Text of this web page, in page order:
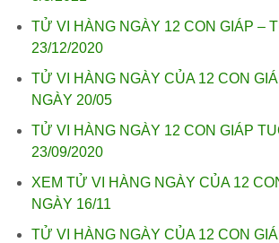
TỬ VI HÀNG NGÀY 12 CON GIÁP –
23/12/2020
TỬ VI HÀNG NGÀY CỦA 12 CON
NGÀY 20/05
TỬ VI HÀNG NGÀY 12 CON GIÁP
23/09/2020
XEM TỬ VI HÀNG NGÀY CỦA 12
NGÀY 16/11
TỬ VI HÀNG NGÀY CỦA 12 CON